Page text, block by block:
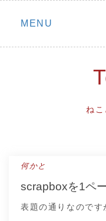
Skip
MENU
ねこ
何かと
scrapboxを1ペ
表題の通りなので